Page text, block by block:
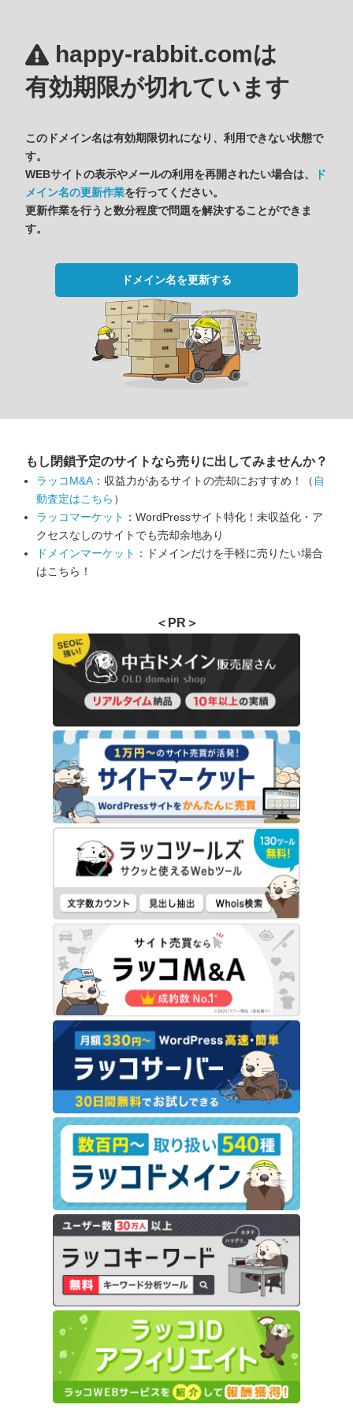
happy-rabbit.comは
有効期限が切れています
このドメイン名は有効期限切れになり、利用できない状態で
す。
WEBサイトの表示やメールの利用を再開されたい場合は、
ド
メイン名の更新作業を行ってください。
更新作業を行うと数分程度で問題を解決することができま
す。
ドメイン名を更新する
もし閉鎖予定のサイトなら売りに出してみませんか？
ラッコM&A ：収益力があるサイトの売却におすすめ！（ 自
動査定はこちら ）
ラッコマーケット ：WordPressサイト特化！未収益化・ア
クセスなしのサイトでも売却余地あり
ドメインマーケット ：ドメインだけを手軽に売りたい場合
はこちら！
＜PR＞